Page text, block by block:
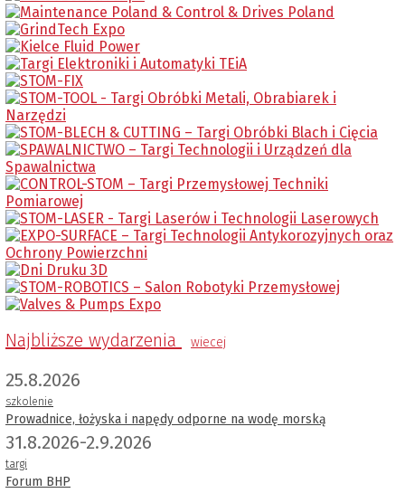
Najbliższe wydarzenia wiecej
25.8.2026
szkolenie
Prowadnice, łożyska i napędy odporne na wodę morską
31.8.2026-2.9.2026
targi
Forum BHP